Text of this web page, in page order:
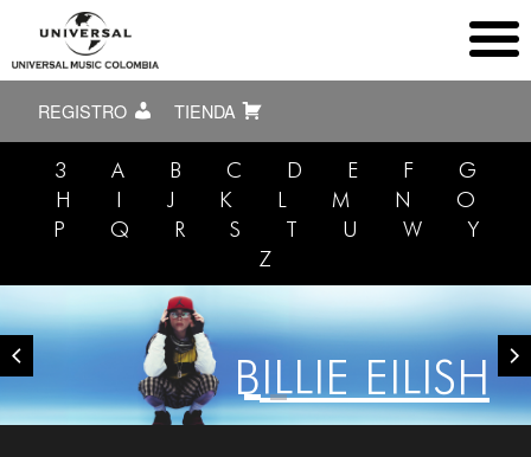
REGISTRO TIENDA
3 A B C D E F
G
H
I J K L M N
O
P
Q R S T U W
Y
Z
BILLIE EILISH